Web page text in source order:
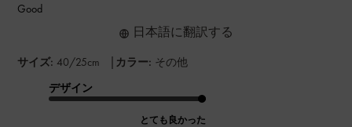
Good
サイズ: 40/25cm | カラー: その他
デザイン
とても良かった
日本語に翻訳する